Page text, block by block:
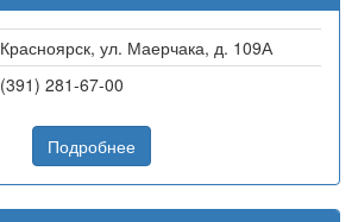
Красноярск, ул. Маерчака, д. 109А
(391) 281-67-00
Подробнее